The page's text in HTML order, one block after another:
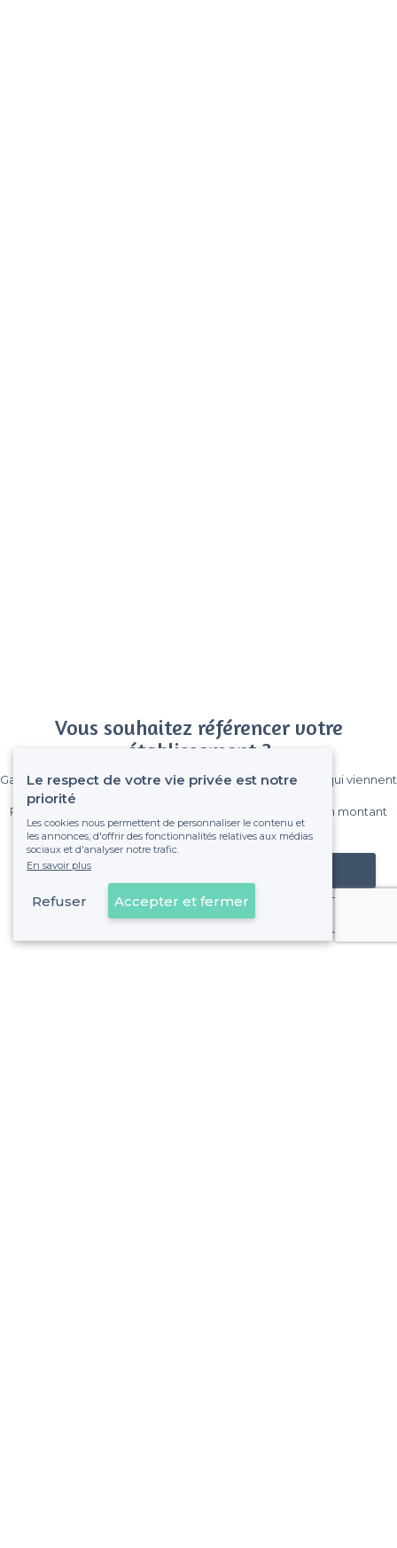
Vous souhaitez référencer votre
établissement ?
Gagnez de nombreux clients parmi le million de visiteurs qui viennent
Pas de commissions et sans engagement, vous payez un montant
fixe sans risque de voir déraper la facture.
Référencer mon établissement
Déjà client
Le respect de votre vie privée est notre
priorité
Les cookies nous permettent de personnaliser le contenu et
les annonces, d'offrir des fonctionnalités relatives aux médias
sociaux et d'analyser notre trafic.
En savoir plus
Refuser Accepter et fermer